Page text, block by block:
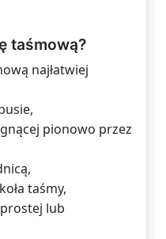
taśmową?
najłatwiej
pionowo przez
taśmy,
lub